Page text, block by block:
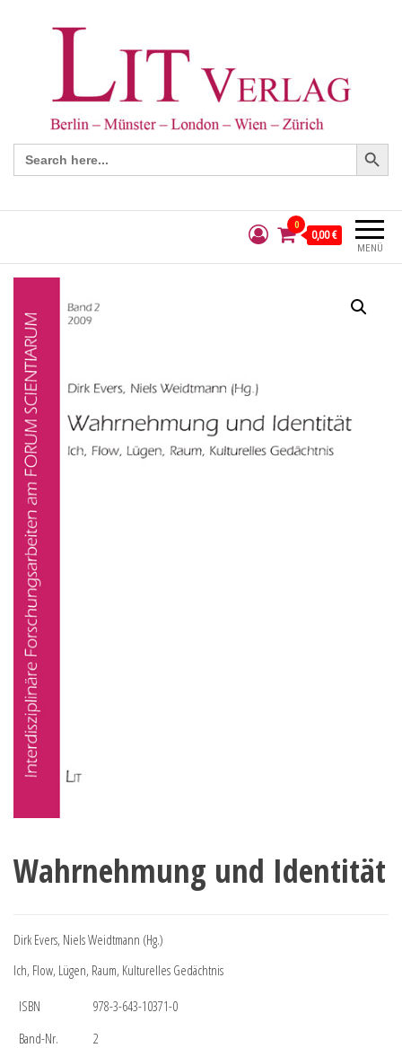
Search
for:
Search Button
MENÜ
0
0,00 €
Wahrnehmung und Identität
Dirk Evers, Niels Weidtmann (Hg.)
Ich, Flow, Lügen, Raum, Kulturelles Gedächtnis
ISBN
978-3-643-10371-0
Band-Nr.
2